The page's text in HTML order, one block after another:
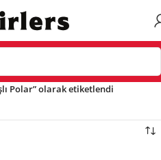
Polar” olarak etiketlendi